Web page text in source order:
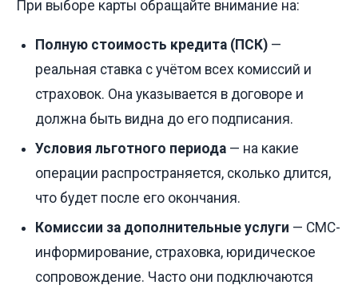
При выборе карты обращайте внимание на:
Полную стоимость кредита (ПСК) —
реальная ставка с учётом всех комиссий и
страховок. Она указывается в договоре и
должна быть видна до его подписания.
Условия льготного периода — на какие
операции распространяется, сколько длится,
что будет после его окончания.
Комиссии за дополнительные услуги — СМС-
информирование, страховка, юридическое
сопровождение. Часто они подключаются